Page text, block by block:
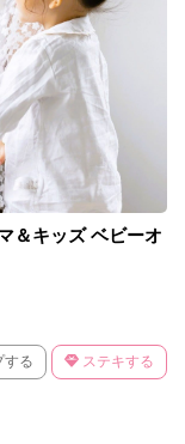
＆キッズ ベビーオ
する ステキする